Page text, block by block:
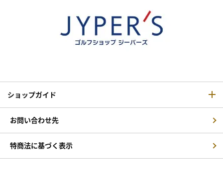
ショップガイド
お問い合わせ先
特商法に基づく表示